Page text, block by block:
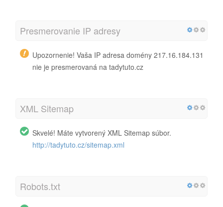
Presmerovanie IP adresy
Upozornenie! Vaša IP adresa domény 217.16.184.131
nie je presmerovaná na tadytuto.cz
XML Sitemap
Skvelé! Máte vytvorený XML Sitemap súbor.
http://tadytuto.cz/sitemap.xml
Robots.txt